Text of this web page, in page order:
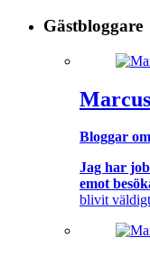
Gästbloggare
Bloggar
Jag har
emot
blivit